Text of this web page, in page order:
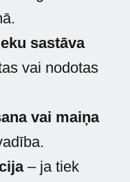
sastāva
vai nodotas
vai maiņa
– ja tiek